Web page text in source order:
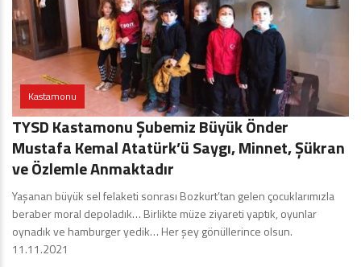
Kastamonu
TYSD Kastamonu Şubemiz Büyük Önder
Mustafa Kemal Atatürk’ü Saygı, Minnet, Şükran
ve Özlemle Anmaktadır
Yaşanan büyük sel felaketi sonrası Bozkurt’tan gelen çocuklarımızla
beraber moral depoladık… Birlikte müze ziyareti yaptık, oyunlar
oynadık ve hamburger yedik… Her şey gönüllerince olsun.
11.11.2021